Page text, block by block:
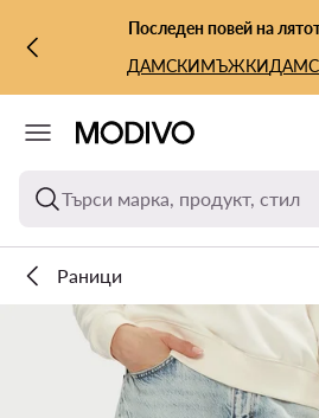
КЪМ ОСНОВНОТО СЪДЪРЖАНИЕ
КЪМ ТЪРСЕНЕПоследен повей на
ДАМСКИМЪЖКИ
Търси марка, продукт, стил
Раници